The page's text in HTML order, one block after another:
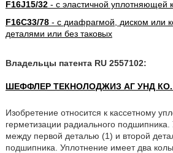
F16J15/32- с эластичной уплотняющей
F16C33/78- с диафрагмой, диском или
деталями или без таковых
Владельцы патента RU 2557102:
ШЕФФЛЕР ТЕКНОЛОДЖИЗ АГ УНД КО.
Изобретение относится к кассетному
герметизации радиального
между первой деталью (1) и второй
подшипника. Уплотнение имеет два